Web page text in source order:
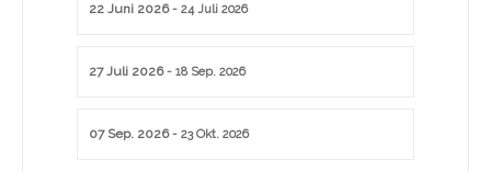
22 Juni 2026- 24 Juli 2026
27 Juli 2026- 18 Sep. 2026
07 Sep. 2026- 23 Okt. 2026